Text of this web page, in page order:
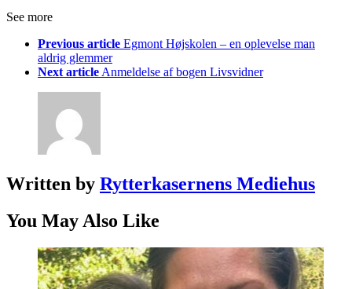
See more
Previous article Egmont Højskolen – en oplevelse man
aldrig glemmer
Next article Anmeldelse af bogen Livsvidner
Written by Rytterkasernens Mediehus
You May Also Like